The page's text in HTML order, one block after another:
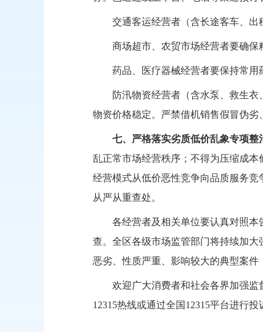
交通客运经营者（含长途客车、出
商场超市、农贸市场经营者要确保
药品、医疗器械经营者要保持常用
防汛物资经营者（含水泵、救生
物资价格稳定。严禁借机销售假冒伪劣
七、严格落实劣质低价乱象专项整
乱正常市场经营秩序；不得为压缩成本
经营模式从低价恶性竞争向品质服务
从严从重查处。
各经营者及相关单位要认真对照
查。全区各级市场监管部门将持续加大
恶劣、性质严重、影响较大的典型案件
欢迎广大消费者和社会各界加强监
12315热线或通过全国12315平台进行投
大兴安岭